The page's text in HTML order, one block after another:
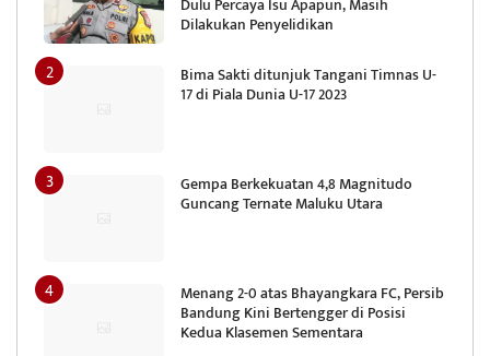
Dilakukan Penyelidikan
Bima Sakti ditunjuk Tangani Timnas U-
17 di Piala Dunia U-17 2023
Gempa Berkekuatan 4,8 Magnitudo
Guncang Ternate Maluku Utara
Menang 2-0 atas Bhayangkara FC, Persib
Bandung Kini Bertengger di Posisi
Kedua Klasemen Sementara